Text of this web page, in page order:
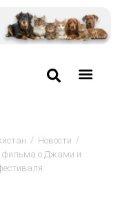
/ Новости /
фильма о Джами и